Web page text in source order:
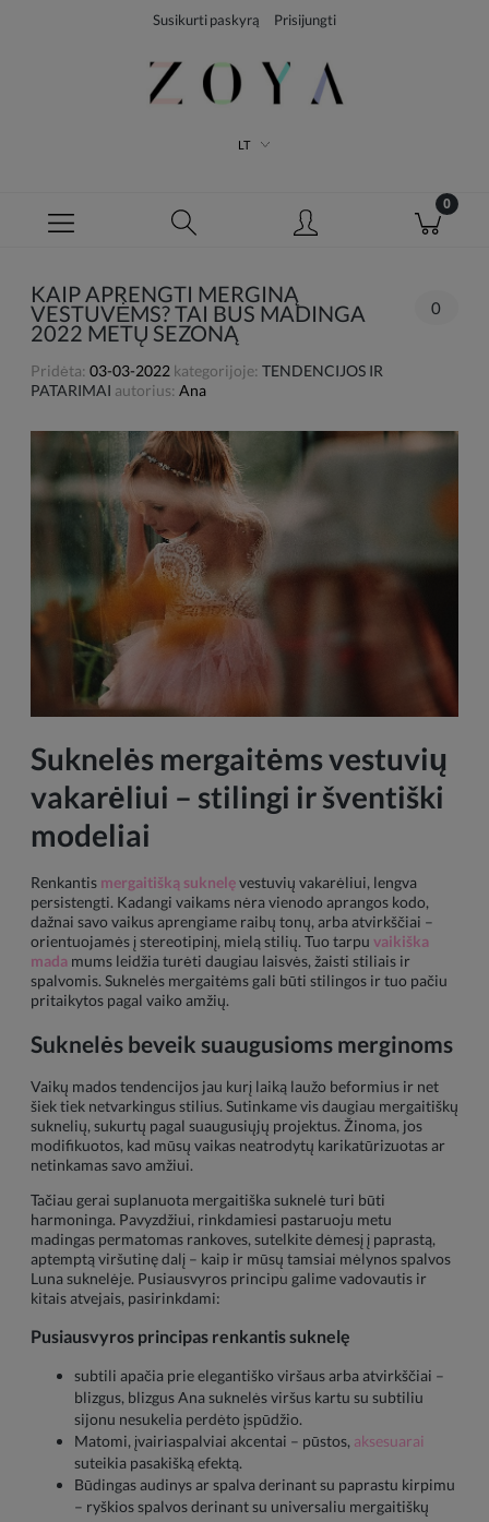
Susikurti paskyrą Prisijungti
LT
KAIP APRENGTI MERGINĄ
VESTUVĖMS? TAI BUS MADINGA
2022 METŲ SEZONĄ
0
Pridėta: 03-03-2022 kategorijoje: TENDENCIJOS IR
PATARIMAI autorius: Ana
Suknelės mergaitėms vestuvių
vakarėliui – stilingi ir šventiški
modeliai
Renkantis mergaitišką suknelęvestuvių vakarėliui, lengva
persistengti. Kadangi vaikams nėra vienodo aprangos kodo,
dažnai savo vaikus aprengiame raibų tonų, arba atvirkščiai –
orientuojamės į stereotipinį, mielą stilių. Tuo tarpu vaikiška
mada mums leidžia turėti daugiau laisvės, žaisti stiliais ir
spalvomis. Suknelės mergaitėms gali būti stilingos ir tuo pačiu
pritaikytos pagal vaiko amžių.
Suknelės beveik suaugusioms merginoms
Vaikų mados tendencijos jau kurį laiką laužo beformius ir net
šiek tiek netvarkingus stilius. Sutinkame vis daugiau mergaitiškų
suknelių, sukurtų pagal suaugusiųjų projektus. Žinoma, jos
modifikuotos, kad mūsų vaikas neatrodytų karikatūrizuotas ar
netinkamas savo amžiui.
Tačiau gerai suplanuota mergaitiška suknelė turi būti
harmoninga. Pavyzdžiui, rinkdamiesi pastaruoju metu
madingas permatomas rankoves, sutelkite dėmesį į paprastą,
aptemptą viršutinę dalį – kaip ir mūsų tamsiai mėlynos spalvos
Luna suknelėje. Pusiausvyros principu galime vadovautis ir
kitais atvejais, pasirinkdami:
Pusiausvyros principas renkantis suknelę
subtili apačia prie elegantiško viršaus arba atvirkščiai –
blizgus, blizgus Ana suknelės viršus kartu su subtiliu
sijonu nesukelia perdėto įspūdžio.
Matomi, įvairiaspalviai akcentai – pūstos, aksesuarai
suteikia pasakišką efektą.
Būdingas audinys ar spalva derinant su paprastu kirpimu
– ryškios spalvos derinant su universaliu mergaitiškų